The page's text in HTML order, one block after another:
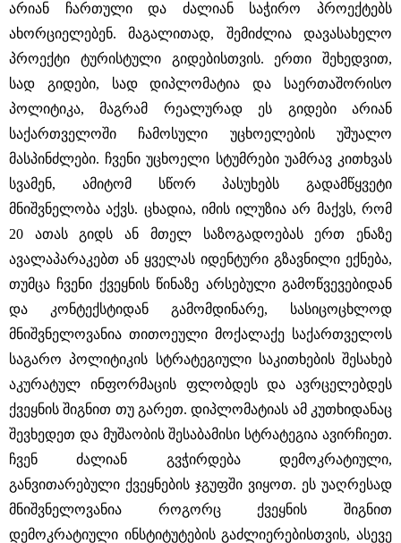
არიან ჩართული და ძალიან საჭირო პროექტებს
ახორციელებენ. მაგალითად, შემიძლია დავასახელო
პროექტი ტურისტული გიდებისთვის. ერთი შეხედვით,
სად გიდები, სად დიპლომატია და საერთაშორისო
პოლიტიკა, მაგრამ რეალურად ეს გიდები არიან
საქართველოში ჩამოსული უცხოელების უშუალო
მასპინძლები. ჩვენი უცხოელი სტუმრები უამრავ კითხვას
სვამენ, ამიტომ სწორ პასუხებს გადამწყვეტი
მნიშვნელობა აქვს. ცხადია, იმის ილუზია არ მაქვს, რომ
20 ათას გიდს ან მთელ საზოგადოებას ერთ ენაზე
ავალაპარაკებთ ან ყველას იდენტური გზავნილი ექნება,
თუმცა ჩვენი ქვეყნის წინაზე არსებული გამოწვევებიდან
და კონტექსტიდან გამომდინარე, სასიცოცხლოდ
მნიშვნელოვანია თითოეული მოქალაქე საქართველოს
საგარო პოლიტიკის სტრატეგიული საკითხების შესახებ
აკურატულ ინფორმაცის ფლობდეს და ავრცელებდეს
ქვეყნის შიგნით თუ გარეთ. დიპლომატიას ამ კუთხიდანაც
შევხედეთ და მუშაობის შესაბამისი სტრატეგია ავირჩიეთ.
ჩვენ ძალიან გვჭირდება დემოკრატიული,
განვითარებული ქვეყნების ჯგუფში ვიყოთ. ეს უაღრესად
მნიშვნელოვანია როგორც ქვეყნის შიგნით
დემოკრატიული ინსტიტუტების გაძლიერებისთვის, ასევე